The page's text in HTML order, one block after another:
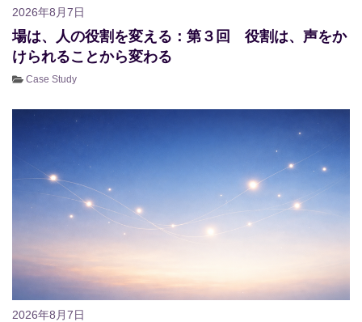
2026年8月7日
場は、人の役割を変える：第３回 役割は、声をか
けられることから変わる
Case Study
2026年8月7日